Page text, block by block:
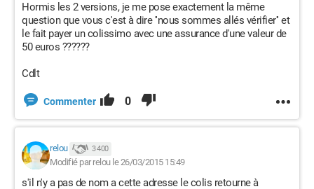
Hormis les 2 versions, je me pose exactement la même
question que vous c'est à dire ''nous sommes allés vérifier'' et
le fait payer un colissimo avec une assurance d'une valeur de
50 euros ??????
Cdlt
Commenter 0
relou 3 400
Modifié par relou le 26/03/2015 15:49
s'il n'y a pas de nom a cette adresse le colis retourne à